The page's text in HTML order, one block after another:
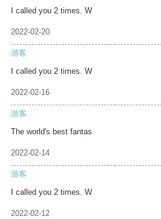
I called you 2 times. W
2022-02-20
游客
I called you 2 times. W
2022-02-16
游客
The world's best fantas
2022-02-14
游客
I called you 2 times. W
2022-02-12